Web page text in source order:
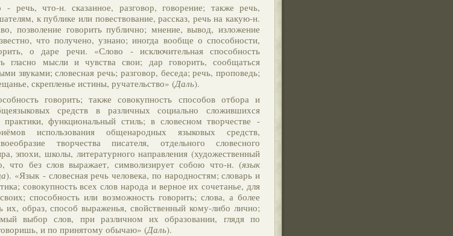
- речь, что-н. сказанное, разговор, говорение; также речь,
к публике или повествование, рассказ, речь на какую-н.
позволение говорить публично; мнение, вывод, изложение
что получено, узнано; иногда вообще о способности,
о даре речи. «Слово - исключительная способность
гласно мысли и чувства свои; дар говорить, сообщаться
звуками; словесная речь; разговор, беседа; речь, проповедь;
скрепленье истины, ручательство» (Даль).
говорить; также совокупность способов отбора и
средств в различных социально сложившихся
практики, функциональный стиль; в словесном творчестве -
использования общенародных языковых средств,
творчества писателя, отдельного словесного
эпохи, школы, литературного направления (художественный
что без слов выражает, символизирует собою что-н. (язык
). «Язык - словесная речь человека, по народностям; словарь и
совокупность всех слов народа и верное их сочетанье, для
способность или возможность говорить; слова, а более
их, образ, способ выраженья, свойственный кому-либо лично;
выбор слов, при различном их образовании, глядя по
и по принятому обычаю» (Даль).